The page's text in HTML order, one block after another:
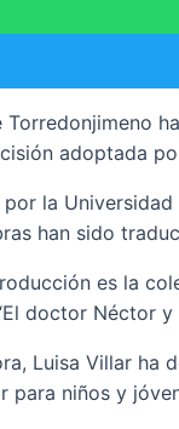
Torredonjimeno
adoptada
la
han sido
es la
doctor Néctor
Luisa Villar ha
para niños y